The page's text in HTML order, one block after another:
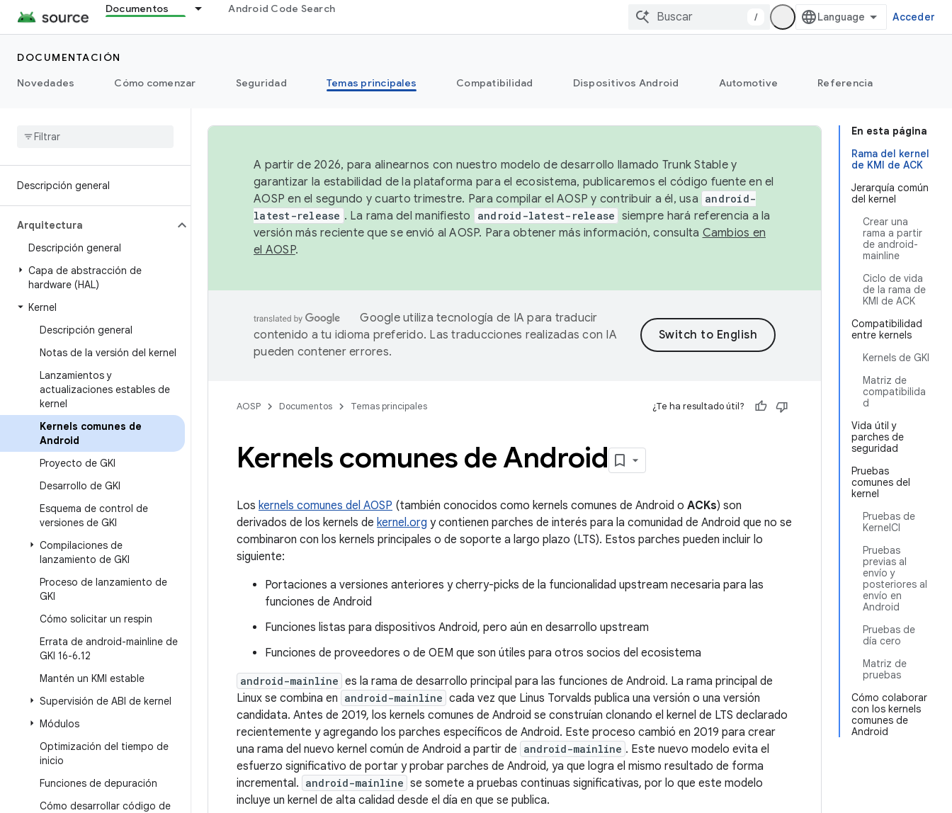
Documentos Android Code Search
/ Acceder
DOCUMENTACIÓN
Novedades
Cómo comenzar Seguridad Temas principales Compatibilidad Dispositivos Android Automotive Referencia
Descripción general
Arquitectura
Descripción general
Capa de abstracción de
hardware (HAL)
Kernel
Descripción general
Notas de la versión del kernel
Lanzamientos y
actualizaciones estables de
kernel
Kernels comunes de
Android
Proyecto de GKI
Desarrollo de GKI
Esquema de control de
versiones de GKI
Compilaciones de
lanzamiento de GKI
Proceso de lanzamiento de
GKI
Cómo solicitar un respin
Errata de android-mainline de
GKI 16-6.12
Mantén un KMI estable
Supervisión de ABI de kernel
Módulos
Optimización del tiempo de
inicio
Funciones de depuración
Cómo desarrollar código de
En esta página
Rama del kernel
de KMI de ACK
Jerarquía común
del kernel
Crear una
rama a partir
de android-
mainline
Ciclo de vida
de la rama de
KMI de ACK
Compatibilidad
entre kernels
Kernels de GKI
Matriz de
compatibilida
d
Vida útil y
parches de
seguridad
Pruebas
comunes del
kernel
Pruebas de
KernelCI
Pruebas
previas al
envío y
posteriores al
envío en
Android
Pruebas de
día cero
Matriz de
pruebas
Cómo colaborar
con los kernels
comunes de
Android
A partir de 2026, para alinearnos con nuestro modelo de desarrollo llamado Trunk Stable y
garantizar la estabilidad de la plataforma para el ecosistema, publicaremos el código fuente en el
AOSP en el segundo y cuarto trimestre. Para compilar el AOSP y contribuir a él, usa android-
latest-release . La rama del manifiesto android-latest-release siempre hará referencia a la
versión más reciente que se envió al AOSP. Para obtener más información, consulta Cambios en
el AOSP.
Google utiliza tecnología de IA para traducir
contenido a tu idioma preferido. Las traducciones realizadas con IA
pueden contener errores.
AOSP Documentos Temas principales ¿Te ha resultado útil?
Kernels comunes de Android
Los kernels comunes del AOSP (también conocidos como kernels comunes de Android o ACKs) son
derivados de los kernels de kernel.org y contienen parches de interés para la comunidad de Android que no se
combinaron con los kernels principales o de soporte a largo plazo (LTS). Estos parches pueden incluir lo
siguiente:
Portaciones a versiones anteriores y cherry-picks de la funcionalidad upstream necesaria para las
funciones de Android
Funciones listas para dispositivos Android, pero aún en desarrollo upstream
Funciones de proveedores o de OEM que son útiles para otros socios del ecosistema
android-mainline es la rama de desarrollo principal para las funciones de Android. La rama principal de
Linux se combina en android-mainline cada vez que Linus Torvalds publica una versión o una versión
candidata. Antes de 2019, los kernels comunes de Android se construían clonando el kernel de LTS declarado
recientemente y agregando los parches específicos de Android. Este proceso cambió en 2019 para crear
una rama del nuevo kernel común de Android a partir de android-mainline . Este nuevo modelo evita el
esfuerzo significativo de portar y probar parches de Android, ya que logra el mismo resultado de forma
incremental. android-mainline se somete a pruebas continuas significativas, por lo que este modelo
incluye un kernel de alta calidad desde el día en que se publica.